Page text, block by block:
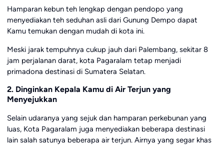
Hamparan kebun teh lengkap dengan pendopo yang
menyediakan teh seduhan asli dari Gunung Dempo dapat
Kamu temukan dengan mudah di kota ini.
Meski jarak tempuhnya cukup jauh dari Palembang, sekitar 8
jam perjalanan darat, kota Pagaralam tetap menjadi
primadona destinasi di Sumatera Selatan.
2. Dinginkan Kepala Kamu di Air Terjun yang
Menyejukkan
Selain udaranya yang sejuk dan hamparan perkebunan yang
luas, Kota Pagaralam juga menyediakan beberapa destinasi
lain salah satunya beberapa air terjun. Airnya yang segar khas